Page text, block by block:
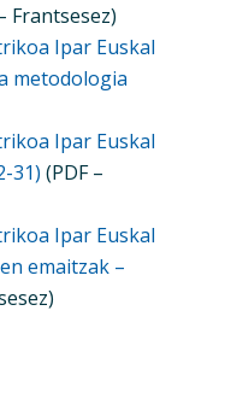
Frantsesez)
Ipar Euskal
metodologia
Ipar Euskal
31) (PDF –
Ipar Euskal
emaitzak –